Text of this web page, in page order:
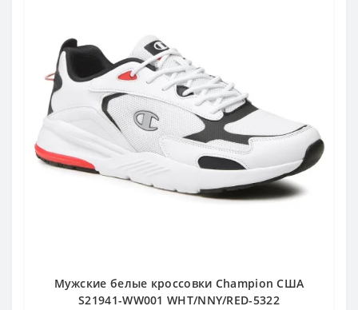
Мужские белые кроссовки Champion США
S21941-WW001 WHT/NNY/RED-5322